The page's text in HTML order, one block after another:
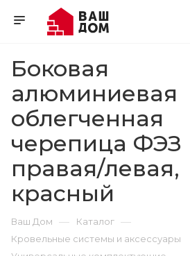
Боковая
алюминиевая
облегченная
черепица ФЭЗ
правая/левая,
красный
Ваш Дом — Каталог —
Кровельные системы и аксессуары